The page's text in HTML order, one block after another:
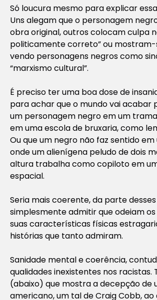
Só loucura mesmo para explicar
Uns alegam que o personagem
obra original, outros colocam culpa
politicamente correto” ou
vendo personagens negros como
“marxismo cultural”.
É preciso ter uma boa dose de
para achar que o mundo vai acabar
um personagem negro em um
em uma escola de bruxaria, como
Ou que um negro não faz sentido
onde um alienígena peludo de dois
altura trabalha como copiloto em
espacial.
Seria mais coerente, da parte
simplesmente admitir que odeiam
suas características físicas
histórias que tanto admiram.
Sanidade mental e coerência,
qualidades inexistentes nos racistas.
(abaixo) que mostra a decepção de
americano, um tal de Craig Cobb,